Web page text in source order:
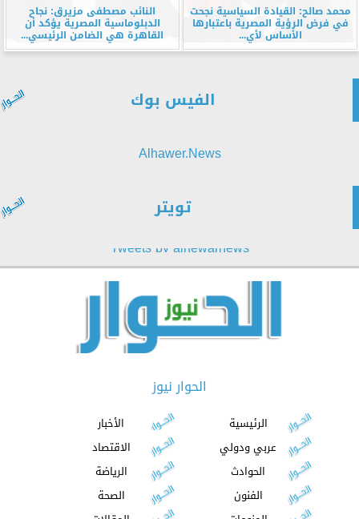
محمد صالح: القيادة السياسية نجحت
في فرض الرؤية المصرية باعتبارها
الأساس لأي...
النائب مصطفى مزيرق: نجاح
الدبلوماسية المصرية يؤكد أن
القاهرة هي الضامن الرئيسي...
الفيس بوك
Alhawer.News
تويتر
Tweets by alhewarnews
الحوار نيوز
الرئيسية
الأخبار
عربي ودولي
الاقتصاد
الحوادث
الرياضة
الفنون
الصحة